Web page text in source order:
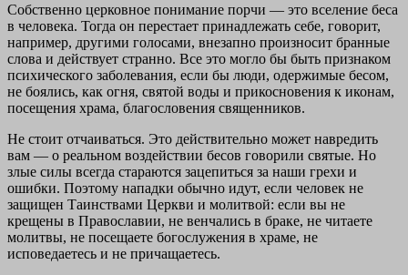
Собственно церковное понимание порчи — это вселение беса
в человека. Тогда он перестает принадлежать себе, говорит,
например, другими голосами, внезапно произносит бранные
слова и действует странно. Все это могло бы быть признаком
психического заболевания, если бы люди, одержимые бесом,
не боялись, как огня, святой воды и прикосновения к иконам,
посещения храма, благословения священников.
Не стоит отчаиваться. Это действительно может навредить
вам — о реальном воздействии бесов говорили святые. Но
злые силы всегда стараются зацепиться за наши грехи и
ошибки. Поэтому нападки обычно идут, если человек не
защищен Таинствами Церкви и молитвой: если вы не
крещены в Православии, не венчались в браке, не читаете
молитвы, не посещаете богослужения в храме, не
исповедаетесь и не причащаетесь.